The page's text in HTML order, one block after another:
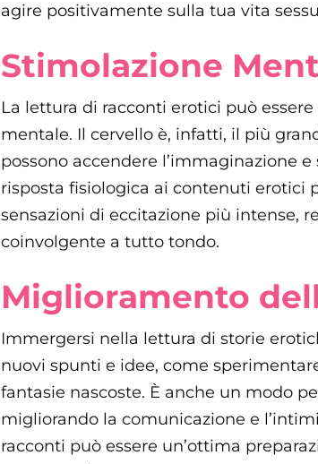
agire positivamente sulla tua vita
Stimolazione
La lettura di racconti erotici può
mentale. Il cervello è, infatti, il più
possono accendere l’immaginazione
risposta fisiologica ai contenuti erotici
sensazioni di eccitazione più intense,
coinvolgente a tutto tondo.
Miglioramento
Immergersi nella lettura di storie
nuovi spunti e idee, come
fantasie nascoste. È anche un modo
migliorando la comunicazione e
racconti può essere un’ottima